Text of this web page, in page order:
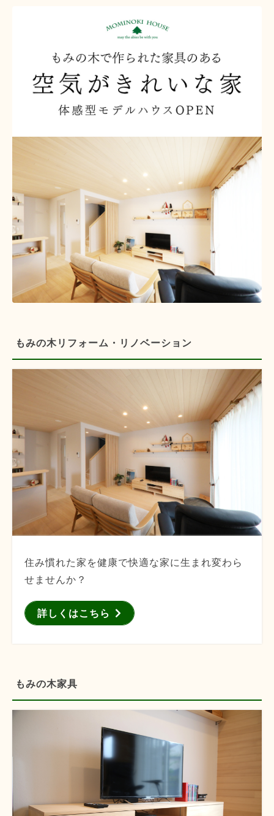
もみの木リフォーム・リノベーション
住み慣れた家を健康で快適な家に生まれ変わら
せませんか？
詳しくはこちら
もみの木家具